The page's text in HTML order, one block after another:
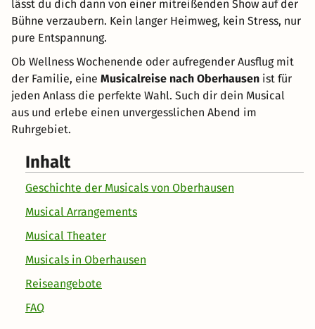
lässt du dich dann von einer mitreißenden Show auf der
Bühne verzaubern. Kein langer Heimweg, kein Stress, nur
pure Entspannung.
Ob Wellness Wochenende oder aufregender Ausflug mit
der Familie, eine Musicalreise nach Oberhausen ist für
jeden Anlass die perfekte Wahl. Such dir dein Musical
aus und erlebe einen unvergesslichen Abend im
Ruhrgebiet.
Inhalt
Geschichte der Musicals von Oberhausen
Musical Arrangements
Musical Theater
Musicals in Oberhausen
Reiseangebote
FAQ